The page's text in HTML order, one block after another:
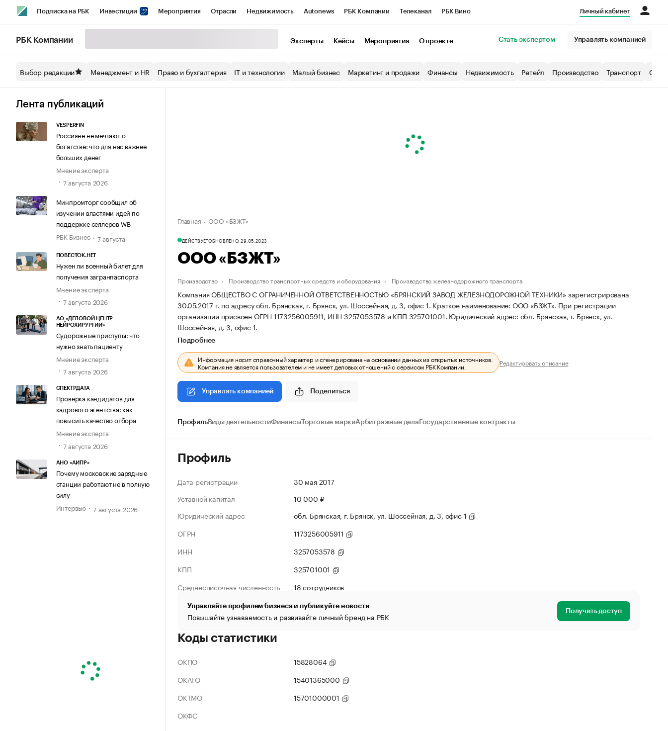
Подписка на РБК Инвестиции Мероприятия Отрасли Недвижимость Autonews РБК Компании Телеканал РБК Вино
Спецпроекты СПб Конференции СПб Спецпроекты Экономика Бизнес
Технологии и медиа
Личный кабинет
РБК Компании Эксперты Кейсы Мероприятия О проекте Стать экспертом Управлять компанией
Выбор редакции Менеджмент и HR Право и бухгалтерия IT и технологии Малый бизнес Маркетинг и продажи Финансы Недвижимость Ретейл Производство Транспорт
Лента публикаций
VESPERFIN
Россияне не мечтают о
богатстве: что для нас важнее
больших денег
Мнение эксперта
7 августа 2026
Минпромторг сообщил об
изучении властями идей по
поддержке селлеров WB
РБК Бизнес
7 августа
ПОВЕСТОК.НЕТ
Нужен ли военный билет для
получения загранпаспорта
Мнение эксперта
7 августа 2026
АО «ДЕЛОВОЙ ЦЕНТР
НЕЙРОХИРУРГИИ»
Судорожные приступы: что
нужно знать пациенту
Мнение эксперта
7 августа 2026
СПЕКТРДАТА
Проверка кандидатов для
кадрового агентства: как
повысить качество отбора
Мнение эксперта
7 августа 2026
АНО «АИПР»
Почему московские зарядные
станции работают не в полную
силу
Интервью
7 августа 2026
Главная ООО «БЗЖТ»
ДЕЙСТВУЕТОБНОВЛЕНО, 29.05.2023
ООО «БЗЖТ»
Производство Производство транспортных средств и оборудования Производство железнодорожного транспорта
Компания ОБЩЕСТВО С ОГРАНИЧЕННОЙ ОТВЕТСТВЕННОСТЬЮ «БРЯНСКИЙ ЗАВОД ЖЕЛЕЗНОДОРОЖНОЙ ТЕХНИКИ» зарегистрирована
30.05.2017 г. по адресу обл. Брянская, г. Брянск, ул. Шоссейная, д. 3, офис 1. Краткое наименование: ООО «БЗЖТ». При регистрации
организации присвоен ОГРН 1173256005911, ИНН 3257053578 и КПП 325701001. Юридический адрес: обл. Брянская, г. Брянск, ул.
Шоссейная, д. 3, офис 1.
Подробнее
Информация носит справочный характер и сгенерирована на основании данных из открытых источников.
Компания не является пользователем и не имеет деловых отношений с сервисом РБК Компании. Редактировать описание
Управлять компанией Поделиться
ПрофильВиды деятельностиФинансыТорговые маркиАрбитражные дела Государственные контракты
Профиль
Дата регистрации
30 мая 2017
Уставной капитал
10 000 ₽
Юридический адрес
обл. Брянская, г. Брянск, ул. Шоссейная, д. 3, офис 1
ОГРН
1173256005911
ИНН
3257053578
КПП
325701001
Среднесписочная численность
18 сотрудников
Управляйте профилем бизнеса и публикуйте новости
Повышайте узнаваемость и развивайте личный бренд на РБК Получить доступ
Коды статистики
ОКПО
15828064
ОКАТО
15401365000
ОКТМО
15701000001
ОКФС